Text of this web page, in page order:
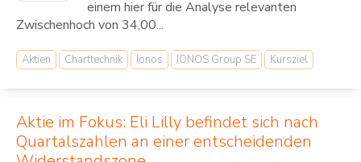
einem hier für die Analyse relevanten
Zwischenhoch von 34,00...
Aktien Charttechnik Ionos IONOS Group SE Kursziel
Aktie im Fokus: Eli Lilly befindet sich nach
Quartalszahlen an einer entscheidenden